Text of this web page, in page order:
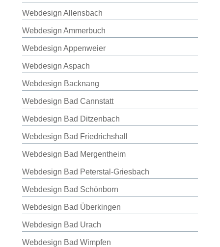
Webdesign Allensbach
Webdesign Ammerbuch
Webdesign Appenweier
Webdesign Aspach
Webdesign Backnang
Webdesign Bad Cannstatt
Webdesign Bad Ditzenbach
Webdesign Bad Friedrichshall
Webdesign Bad Mergentheim
Webdesign Bad Peterstal-Griesbach
Webdesign Bad Schönborn
Webdesign Bad Überkingen
Webdesign Bad Urach
Webdesign Bad Wimpfen